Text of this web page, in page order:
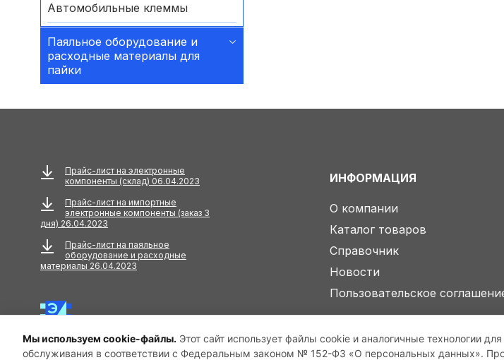
Мы используем cookie-файлы. Этот сайт использует файлы cookie и аналогичные технологии
обслуживания в соответствии с Федеральным законом № 152-ФЗ «О персональных данных».
Автомобильные клеммы
Аккумуляторные батареи
Аксессуары
КОМПОНЕНТЫ
Амортизаторы
Анкера
АНТЕННЫ
Антенны GPS
Антенны WiFi
Антенны ТВ
Паяльное оборудование и
расходные материалы для
пайки
Прайс-лист на электронные
компоненты (склад) 06.04.2023
Прайс-лист на импортные
электронные компоненты (заказ 3
дня) 26.04.2023
Прайс-лист на паяльное
оборудование и расходные
материалы 26.04.2023
ИНФОРМАЦИЯ
О компании
Каталог товаров
Справочник
Новости
Пользовательское